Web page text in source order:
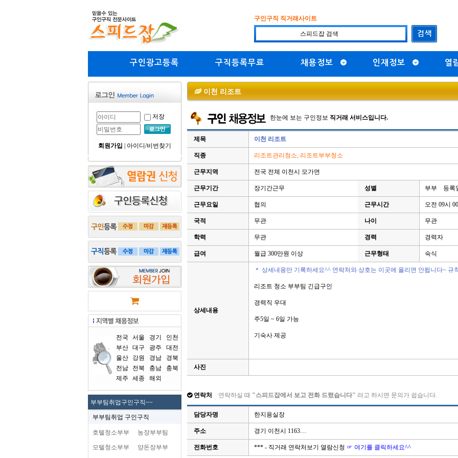
구인구직 직거래사이트
구인광고등록 구직등록무료 채용정보 인재정보 열
저장
회원가입 아이디/비번찾기
전국 서울 경기
인천
부산 대구 광주
대전
울산
강원 경남
경북
전남
전북 충남
충북
제주
세종 해외
부부팀취업구인구직~~
부부팀취업 구인구직
호텔청소부부 농장부부팀
모텔청소부부 양돈장부부
이천 리조트
한눈에 보는 구인정보 직거래 서비스입니다.
제목 이천 리조트
직종 리조트관리청소, 리조트부부청소
근무지역 전국 전체 이천시 모가면
근무기간 장기간근무 성별 부부 등록
근무요일 협의 근무시간 오전 09시
국적 무관 나이 무관
학력 무관 경력 경력자
급여 월급 300만원 이상 근무형태 숙식
상세내용
＊ 상세내용만 기록하세요^^ 연락처와 상호는 이곳에 올리면 안됩니다~ 규
리조트 청소 부부팀 긴급구인
경력직 우대
주5일 ~ 6일 가능
기숙사 제공
사진
연락처 연락하실 때 "스피드잡에서 보고 전화 드렸습니다" 라고 하시면 문의가 쉽습니다.
담당자명 한지용실장
주소 경기 이천시 1163…
전화번호 *** - 직거래 연락처보기 열람신청 ☞ 여기를 클릭하세요^^